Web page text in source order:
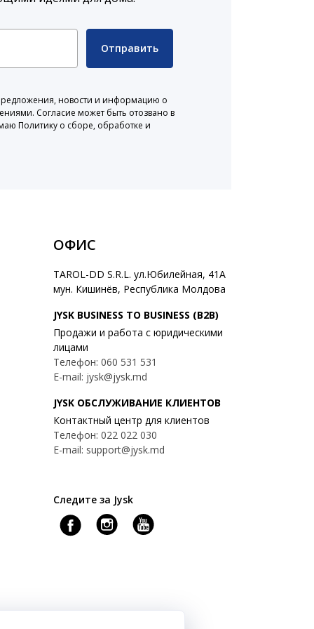
Отправить
новости и информацию о
Согласие может быть отозвано в
Политику о сборе, обработке и
ОФИС
TAROL-DD S.R.L. ул.Юбилейная, 41A
мун. Кишинёв, Республика Молдова
JYSK BUSINESS TO BUSINESS (B2B)
Продажи и работа с юридическими
лицами
Телефон: 060 531 531
E-mail: jysk@jysk.md
JYSK ОБСЛУЖИВАНИЕ КЛИЕНТОВ
Контактный центр для клиентов
Телефон: 022 022 030
E-mail: support@jysk.md
Следите за Jysk